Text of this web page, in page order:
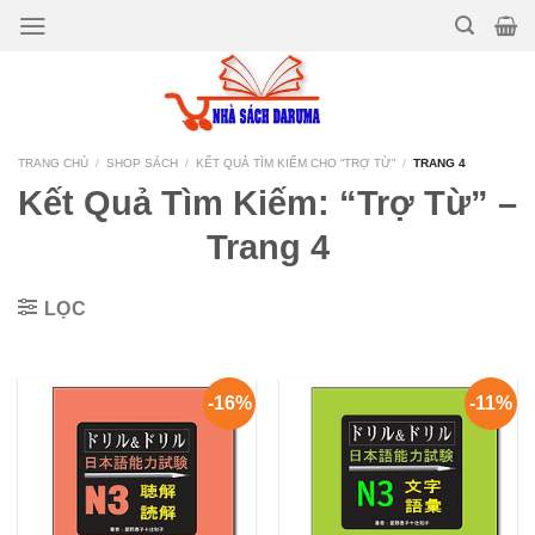
Bỏ
TRANG CHỦ / SHOP SÁCH / KẾT QUẢ TÌM KIẾM CHO “TRỢ TỪ” / TRANG 4
Kết Quả Tìm Kiếm: “trợ Từ” –
Trang 4
LỌC
-16% -11%